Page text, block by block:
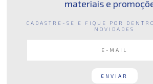
materiais e
CADASTRE-SE E FIQUE POR
NOVIDADES